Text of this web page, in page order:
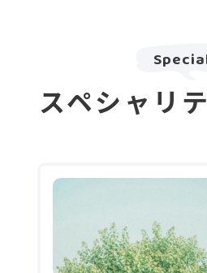
スペシャリ